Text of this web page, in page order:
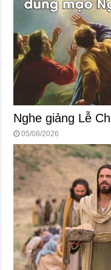
Nghe giảng Lễ
05/08/2026